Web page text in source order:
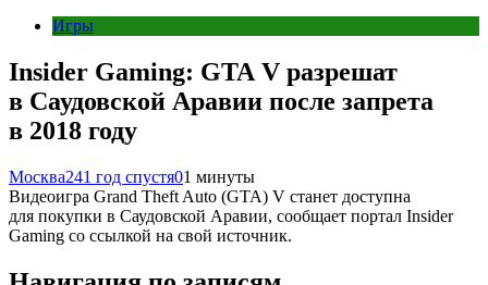
Игры
Insider Gaming: GTA V разрешат
в Саудовской Аравии после запрета
в 2018 году
Москва241 год спустя01 минуты
Видеоигра Grand Theft Auto (GTA) V станет доступна
для покупки в Саудовской Аравии, сообщает портал Insider
Gaming со ссылкой на свой источник.